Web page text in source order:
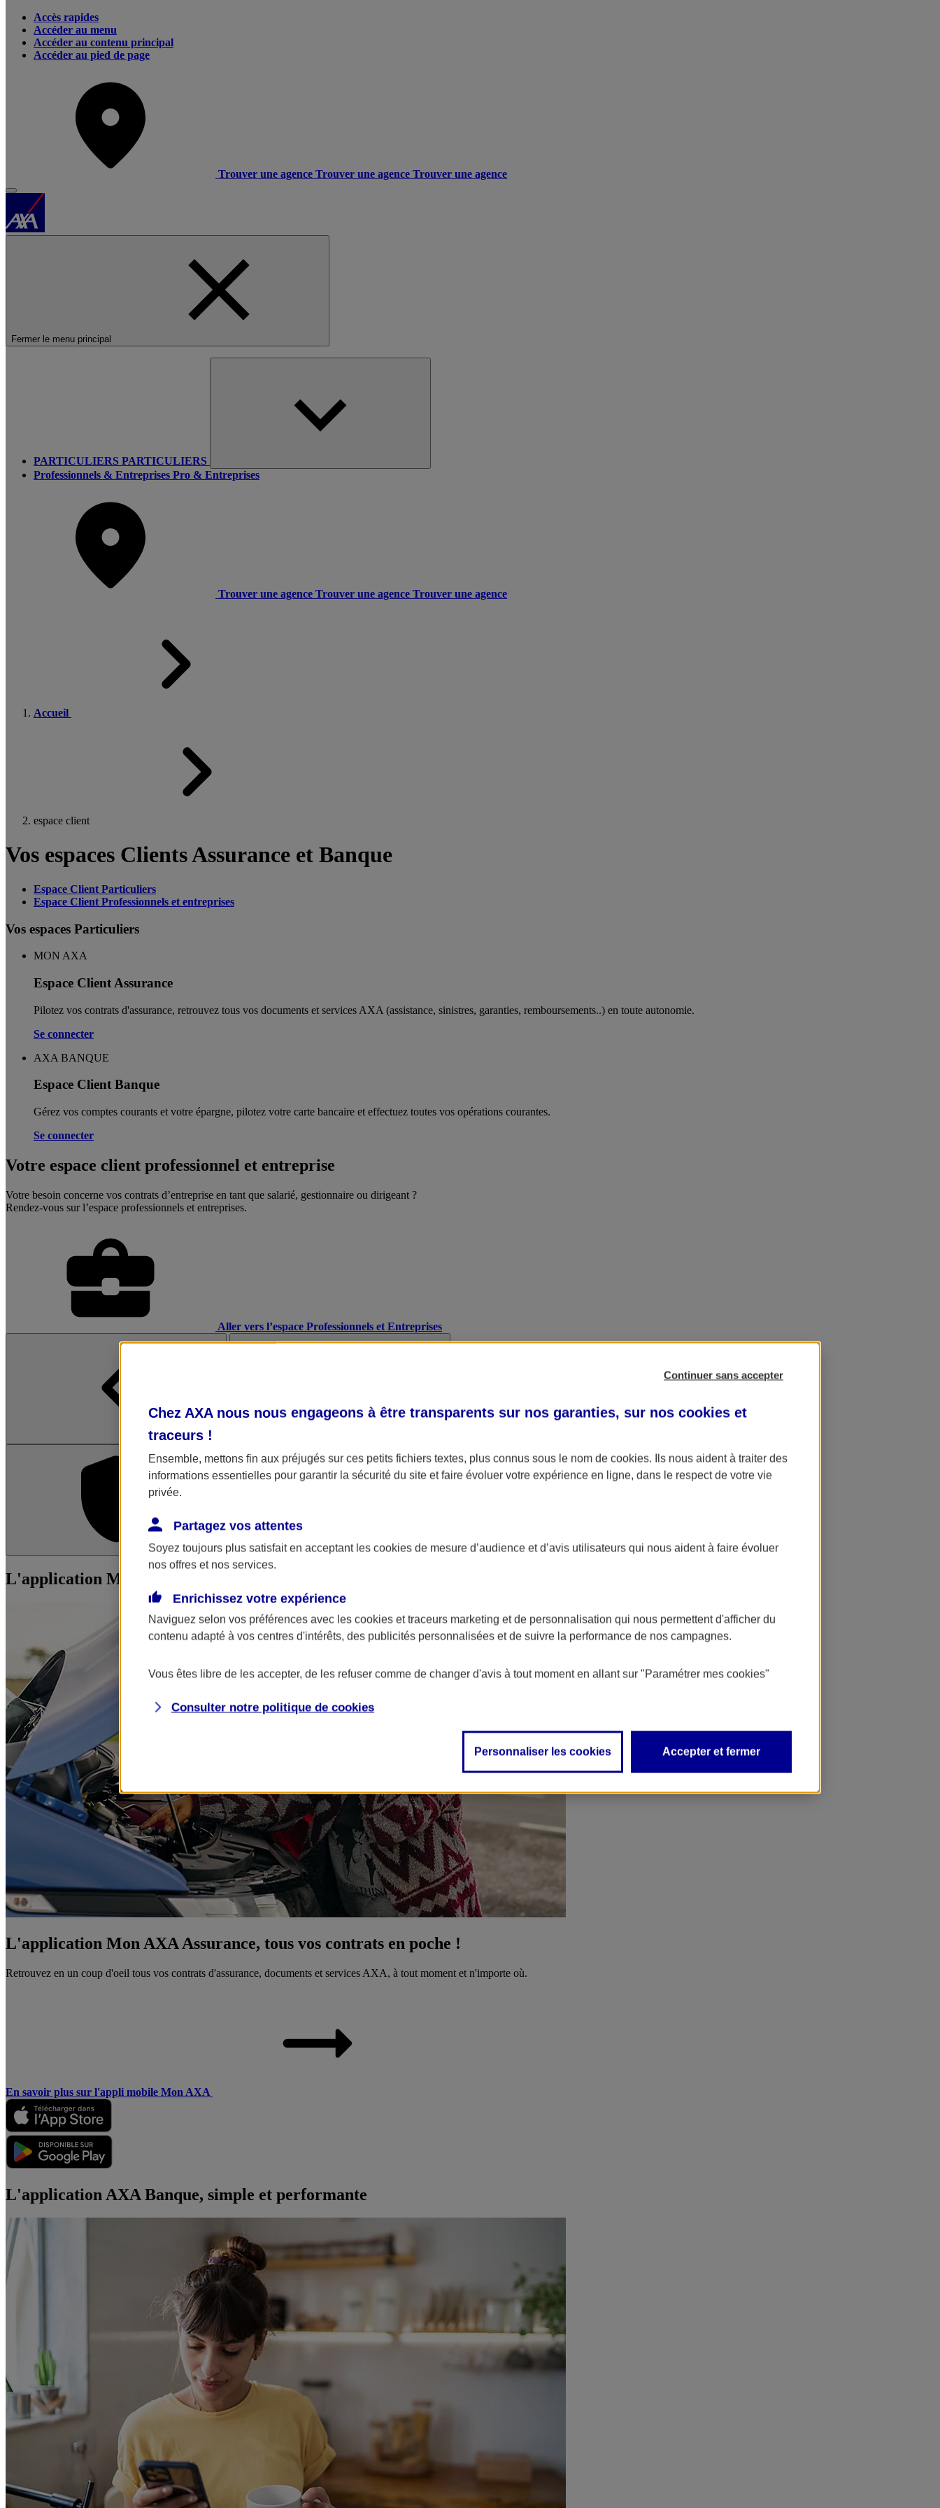
Accès rapides
Accéder au menu
Accéder au contenu principal
Accéder au pied de page
Trouver une agence Trouver une agence Trouver une agence
Fermer le menu principal
PARTICULIERS PARTICULIERS
Professionnels & Entreprises Pro & Entreprises
Trouver une agence Trouver une agence Trouver une agence
Accueil
espace client
Vos espaces Clients Assurance et Banque
Espace Client Particuliers
Espace Client Professionnels et entreprises
Vos espaces Particuliers
MON AXA
Espace Client Assurance
Pilotez vos contrats d'assurance, retrouvez tous vos documents et services AXA (assistance, sinistres, garanties, remboursements..) en toute autonomie. ​
Se connecter
AXA BANQUE
Espace Client Banque
Gérez vos comptes courants et votre épargne, pilotez votre carte bancaire et effectuez toutes vos opérations courantes.
Se connecter
Votre espace client professionnel et entreprise
Votre besoin concerne vos contrats d’entreprise en tant que salarié, gestionnaire ou dirigeant ?
Rendez-vous sur l’espace professionnels et entreprises.
Aller vers l’espace Professionnels et Entreprises
L'application Mon AXA Assurance L'application AXA Banque
L'application Mon AXA Assurance, tous vos contrats en poche !
L'application Mon AXA Assurance, tous vos contrats en poche !
Retrouvez en un coup d'oeil tous vos contrats d'assurance, documents et services AXA, à tout moment et n'importe où.
En savoir plus sur l'appli mobile Mon AXA
L'application AXA Banque, simple et performante
Continuer sans accepter
Chez AXA nous nous engageons à être transparents sur nos garanties, sur nos cookies et
traceurs !
Ensemble, mettons fin aux préjugés sur ces petits fichiers textes, plus connus sous le nom de cookies. Ils nous aident à traiter des
informations essentielles pour garantir la sécurité du site et faire évoluer votre expérience en ligne, dans le respect de votre vie
privée.
Partagez vos attentes
Soyez toujours plus satisfait en acceptant les cookies de mesure d’audience et d’avis utilisateurs qui nous aident à faire évoluer
nos offres et nos services.
Enrichissez votre expérience
Naviguez selon vos préférences avec les cookies et traceurs marketing et de personnalisation qui nous permettent d'afficher du
contenu adapté à vos centres d'intérêts, des publicités personnalisées et de suivre la performance de nos campagnes.
Vous êtes libre de les accepter, de les refuser comme de changer d'avis à tout moment en allant sur "Paramétrer mes cookies"
Consulter notre politique de cookies
Personnaliser les cookies Accepter et fermer